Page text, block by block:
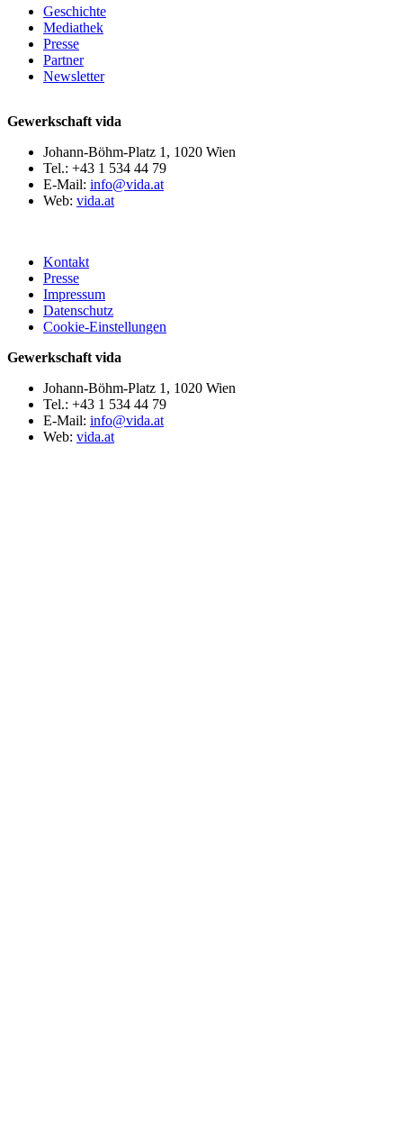
Geschichte
Mediathek
Presse
Partner
Newsletter
Gewerkschaft vida
Johann-Böhm-Platz 1, 1020 Wien
Tel.: +43 1 534 44 79
E-Mail: info@vida.at
Web: vida.at
Kontakt
Presse
Impressum
Datenschutz
Cookie-Einstellungen
Gewerkschaft vida
Johann-Böhm-Platz 1, 1020 Wien
Tel.: +43 1 534 44 79
E-Mail: info@vida.at
Web: vida.at